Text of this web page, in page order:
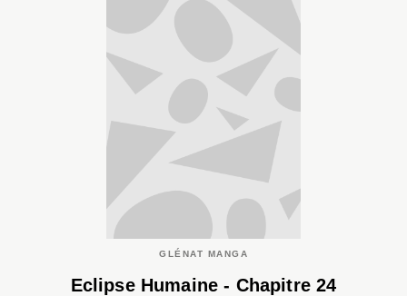
GLÉNAT MANGA
Eclipse Humaine - Chapitre 24